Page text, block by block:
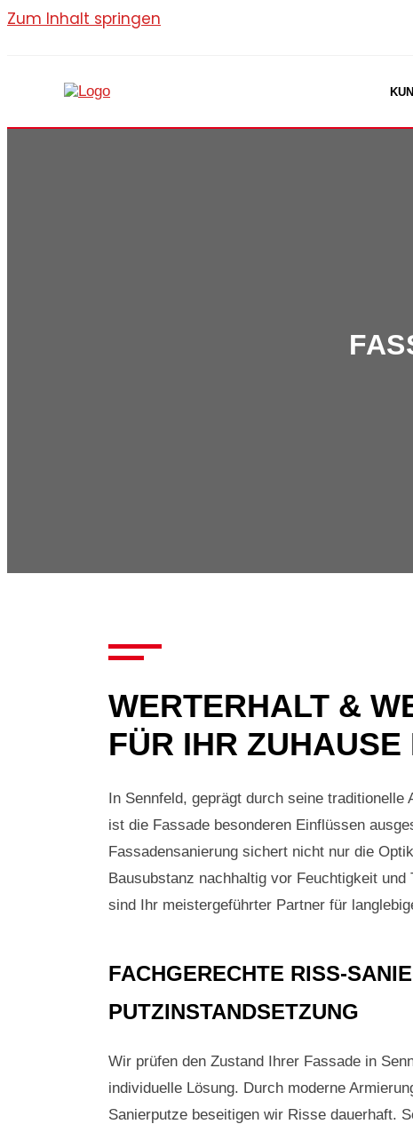
Zum Inhalt springen
WERTERHALT &
FÜR IHR
In Sennfeld, geprägt durch seine traditionelle
ist die Fassade besonderen Einflüssen
Fassadensanierung sichert nicht nur die
Bausubstanz nachhaltig vor Feuchtigkeit und
sind Ihr meistergeführter Partner für
FACHGERECHTE RISS-
PUTZINSTANDSETZUNG
Wir prüfen den Zustand Ihrer Fassade in
individuelle Lösung. Durch moderne
Sanierputze beseitigen wir Risse dauerhaft.